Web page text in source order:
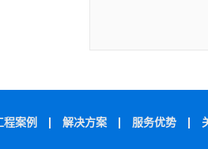
程案例 解决方案 服务优势